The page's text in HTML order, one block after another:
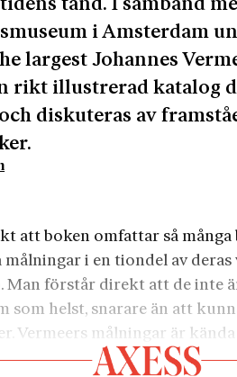
tand. I samband
i Amsterdam
largest Johannes
rikt illustrerad katalog
diskuteras av
att boken omfattar så många
målningar i en tiondel av
Man förstår direkt att de inte
som helst, snarare än att
Vermeers målningar är
musik eller skriver brev.